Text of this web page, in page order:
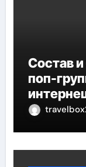
Состав
поп-
успеха,